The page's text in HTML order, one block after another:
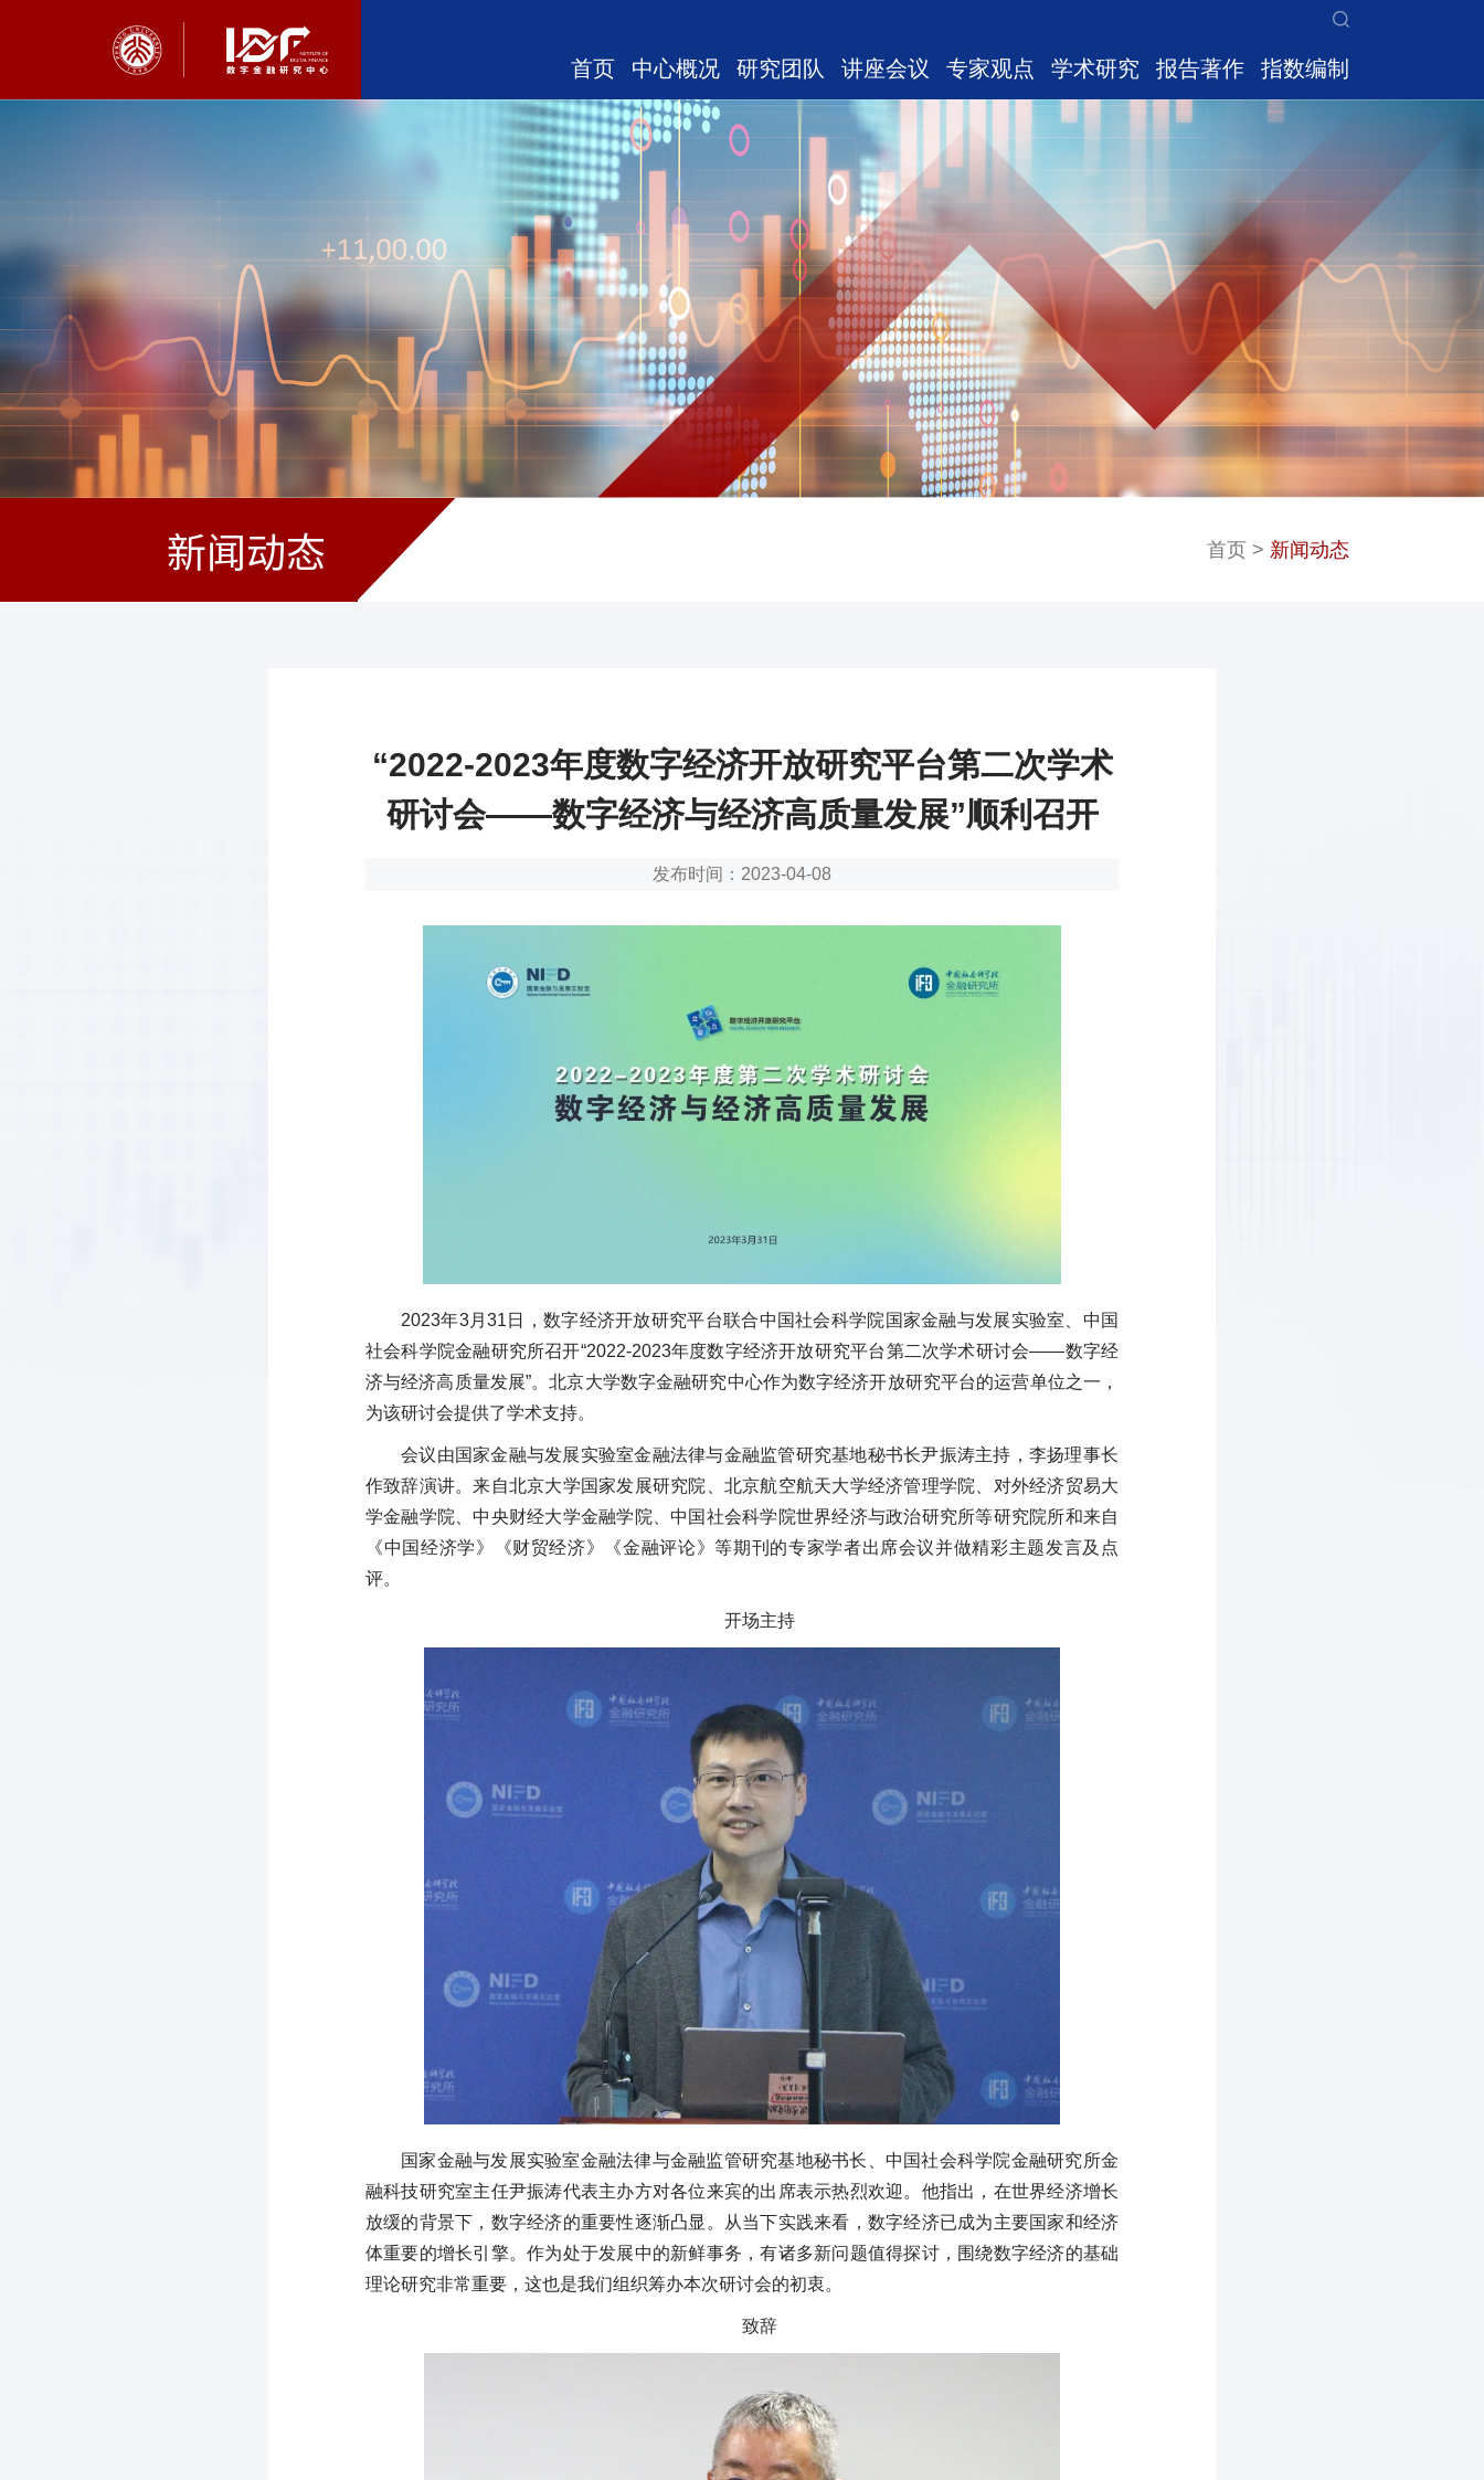
首页 中心概况 研究团队 讲座会议 专家观点 学术研究 报告著作 指数编制
新闻动态 首页 > 新闻动态
“2022-2023年度数字经济开放研究平台第二次学术
研讨会——数字经济与经济高质量发展”顺利召开
发布时间：2023-04-08
2023年3月31日，数字经济开放研究平台联合中国社会科学院国家金融与发展实验室、中国
社会科学院金融研究所召开“2022-2023年度数字经济开放研究平台第二次学术研讨会——数字经
济与经济高质量发展”。北京大学数字金融研究中心作为数字经济开放研究平台的运营单位之一，
为该研讨会提供了学术支持。
会议由国家金融与发展实验室金融法律与金融监管研究基地秘书长尹振涛主持，李扬理事长
作致辞演讲。来自北京大学国家发展研究院、北京航空航天大学经济管理学院、对外经济贸易大
学金融学院、中央财经大学金融学院、中国社会科学院世界经济与政治研究所等研究院所和来自
《中国经济学》《财贸经济》《金融评论》等期刊的专家学者出席会议并做精彩主题发言及点
评。
开场主持
国家金融与发展实验室金融法律与金融监管研究基地秘书长、中国社会科学院金融研究所金
融科技研究室主任尹振涛代表主办方对各位来宾的出席表示热烈欢迎。他指出，在世界经济增长
放缓的背景下，数字经济的重要性逐渐凸显。从当下实践来看，数字经济已成为主要国家和经济
体重要的增长引擎。作为处于发展中的新鲜事务，有诸多新问题值得探讨，围绕数字经济的基础
理论研究非常重要，这也是我们组织筹办本次研讨会的初衷。
致辞